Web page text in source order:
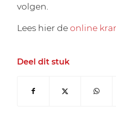
volgen.
Lees hier deonline
Deel dit stuk